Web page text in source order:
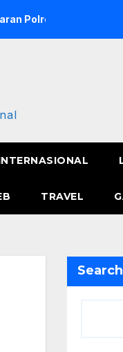
Polres Metro
TRAVEL
Search